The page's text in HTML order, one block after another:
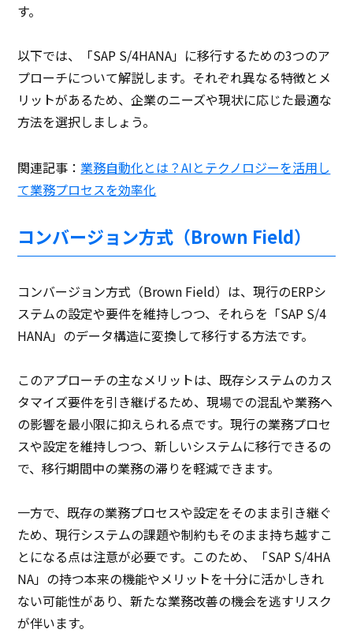
す。
以下では、「SAP S/4HANA」に移行するための3つのア
プローチについて解説します。それぞれ異なる特徴とメ
リットがあるため、企業のニーズや現状に応じた最適な
方法を選択しましょう。
関連記事： 業務自動化とは？AIとテクノロジーを活用し
て業務プロセスを効率化
コンバージョン方式（Brown Field）
コンバージョン方式（Brown Field）は、現行のERPシ
ステムの設定や要件を維持しつつ、それらを「SAP S/4
HANA」のデータ構造に変換して移行する方法です。
このアプローチの主なメリットは、既存システムのカス
タマイズ要件を引き継げるため、現場での混乱や業務へ
の影響を最小限に抑えられる点です。現行の業務プロセ
スや設定を維持しつつ、新しいシステムに移行できるの
で、移行期間中の業務の滞りを軽減できます。
一方で、既存の業務プロセスや設定をそのまま引き継ぐ
ため、現行システムの課題や制約もそのまま持ち越すこ
とになる点は注意が必要です。このため、「SAP S/4HA
NA」の持つ本来の機能やメリットを十分に活かしきれ
ない可能性があり、新たな業務改善の機会を逃すリスク
が伴います。